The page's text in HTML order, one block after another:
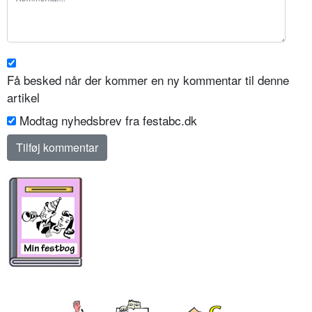
Få besked når der kommer en ny kommentar til denne
artikel
Modtag nyhedsbrev fra festabc.dk